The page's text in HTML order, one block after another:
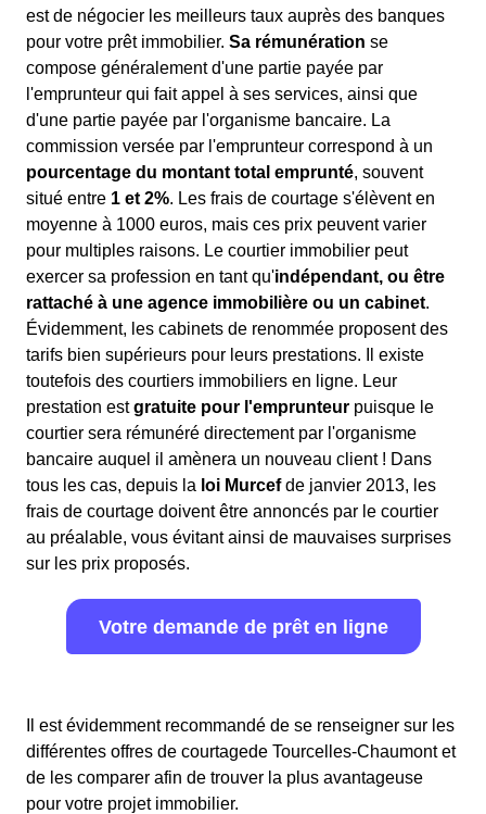
est de négocier les meilleurs taux auprès des banques
pour votre prêt immobilier. Sa rémunération se
compose généralement d'une partie payée par
l'emprunteur qui fait appel à ses services, ainsi que
d'une partie payée par l'organisme bancaire. La
commission versée par l'emprunteur correspond à un
pourcentage du montant total emprunté, souvent
situé entre 1 et 2%. Les frais de courtage s'élèvent en
moyenne à 1000 euros, mais ces prix peuvent varier
pour multiples raisons. Le courtier immobilier peut
exercer sa profession en tant qu'indépendant, ou être
rattaché à une agence immobilière ou un cabinet.
Évidemment, les cabinets de renommée proposent des
tarifs bien supérieurs pour leurs prestations. Il existe
toutefois des courtiers immobiliers en ligne. Leur
prestation estgratuite pour l'emprunteur puisque le
courtier sera rémunéré directement par l'organisme
bancaire auquel il amènera un nouveau client ! Dans
tous les cas, depuis la loi Murcefde janvier 2013, les
frais de courtage doivent être annoncés par le courtier
au préalable, vous évitant ainsi de mauvaises surprises
sur les prix proposés.
Votre demande de prêt en ligne
Il est évidemment recommandé de se renseigner sur les
différentes offres de courtagede Tourcelles-Chaumont et
de les comparer afin de trouver la plus avantageuse
pour votre projet immobilier.